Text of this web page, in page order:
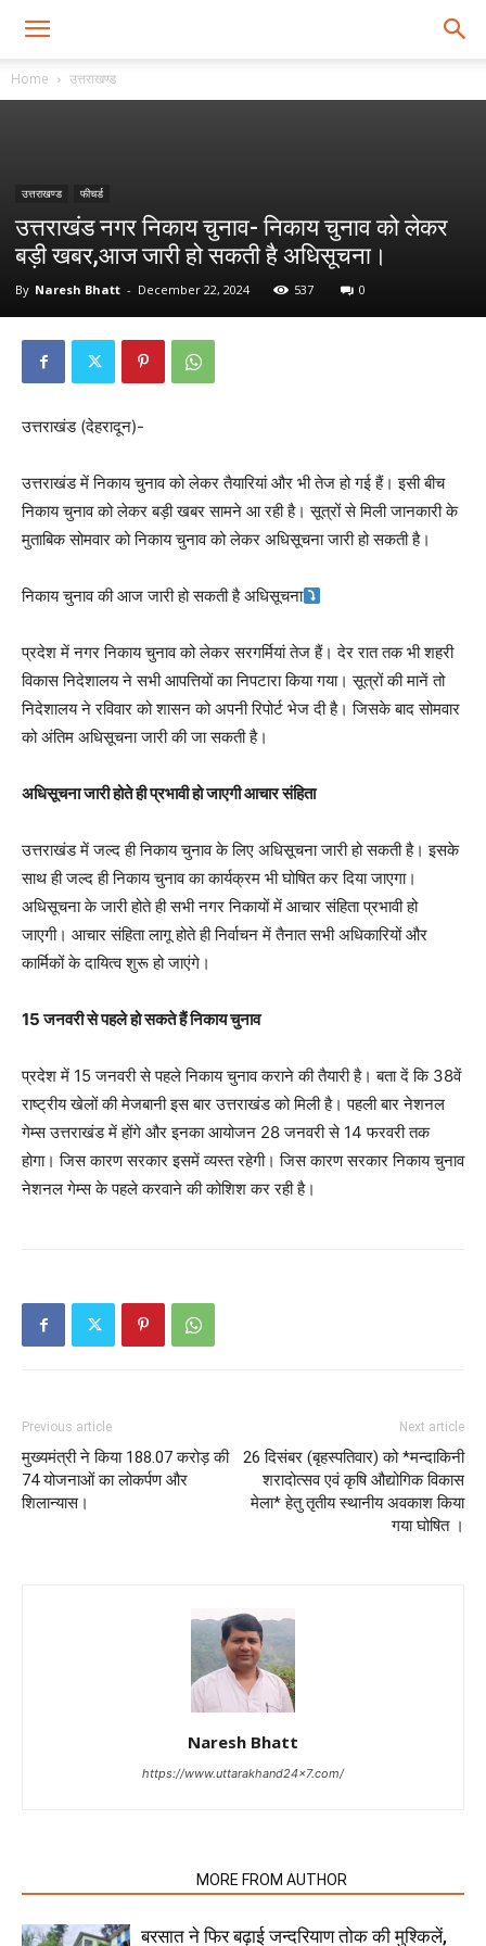
Home उत्तराखण्ड
उत्तराखण्ड फीचर्ड
उत्तराखंड नगर निकाय चुनाव- निकाय चुनाव को लेकर
बड़ी खबर,आज जारी हो सकती है अधिसूचना।
By Naresh Bhatt - December 22, 2024 537 0
उत्तराखंड (देहरादून)-
उत्तराखंड में निकाय चुनाव को लेकर तैयारियां और भी तेज हो गई हैं। इसी बीच
निकाय चुनाव को लेकर बड़ी खबर सामने आ रही है। सूत्रों से मिली जानकारी के
मुताबिक सोमवार को निकाय चुनाव को लेकर अधिसूचना जारी हो सकती है।
निकाय चुनाव की आज जारी हो सकती है अधिसूचना
प्रदेश में नगर निकाय चुनाव को लेकर सरगर्मियां तेज हैं। देर रात तक भी शहरी
विकास निदेशालय ने सभी आपत्तियों का निपटारा किया गया। सूत्रों की मानें तो
निदेशालय ने रविवार को शासन को अपनी रिपोर्ट भेज दी है। जिसके बाद सोमवार
को अंतिम अधिसूचना जारी की जा सकती है।
अधिसूचना जारी होते ही प्रभावी हो जाएगी आचार संहिता
उत्तराखंड में जल्द ही निकाय चुनाव के लिए अधिसूचना जारी हो सकती है। इसके
साथ ही जल्द ही निकाय चुनाव का कार्यक्रम भी घोषित कर दिया जाएगा।
अधिसूचना के जारी होते ही सभी नगर निकायों में आचार संहिता प्रभावी हो
जाएगी। आचार संहिता लागू होते ही निर्वाचन में तैनात सभी अधिकारियों और
कार्मिकों के दायित्व शुरू हो जाएंगे।
15 जनवरी से पहले हो सकते हैं निकाय चुनाव
प्रदेश में 15 जनवरी से पहले निकाय चुनाव कराने की तैयारी है। बता दें कि 38वें
राष्ट्रीय खेलों की मेजबानी इस बार उत्तराखंड को मिली है। पहली बार नेशनल
गेम्स उत्तराखंड में होंगे और इनका आयोजन 28 जनवरी से 14 फरवरी तक
होगा। जिस कारण सरकार इसमें व्यस्त रहेगी। जिस कारण सरकार निकाय चुनाव
नेशनल गेम्स के पहले करवाने की कोशिश कर रही है।
Previous article
मुख्यमंत्री ने किया 188.07 करोड़ की
74 योजनाओं का लोकर्पण और
शिलान्यास।
Next article
26 दिसंबर (बृहस्पतिवार) को *मन्दाकिनी
शरादोत्सव एवं कृषि औद्योगिक विकास
मेला* हेतु तृतीय स्थानीय अवकाश किया
गया घोषित ।
Naresh Bhatt
https://www.uttarakhand24x7.com/
MORE FROM AUTHOR
बरसात ने फिर बढ़ाई जन्दरियाण तोक की मुश्किलें,